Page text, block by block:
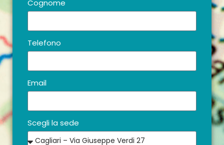
Cognome
Telefono
Email
Scegli la sede